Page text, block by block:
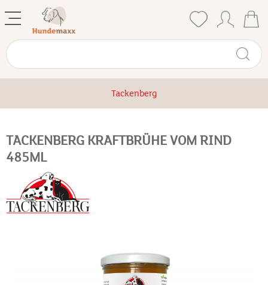
Tackenberg
TACKENBERG KRAFTBRÜHE VOM RIND
485ML